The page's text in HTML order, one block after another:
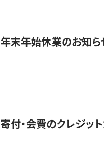
年末年始休業のお知ら
寄付・会費のクレジッ